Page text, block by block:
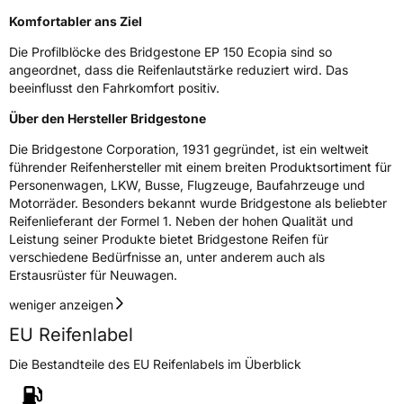
Allgemeine Produktsicherheit (GPSR)
HerstellerkontaktBRIDGESTONE EU NV/SA, Via del Fosso del
Salceto 13/15 00128 Rome Italien,
market.surveillance@bridgestone.eu
Komfortabler ans Ziel
Die Profilblöcke des Bridgestone EP 150 Ecopia sind so
angeordnet, dass die Reifenlautstärke reduziert wird. Das
beeinflusst den Fahrkomfort positiv.
Über den Hersteller Bridgestone
Die Bridgestone Corporation, 1931 gegründet, ist ein weltweit
führender Reifenhersteller mit einem breiten Produktsortiment für
Personenwagen, LKW, Busse, Flugzeuge, Baufahrzeuge und
Motorräder. Besonders bekannt wurde Bridgestone als beliebter
Reifenlieferant der Formel 1. Neben der hohen Qualität und
Leistung seiner Produkte bietet Bridgestone Reifen für
verschiedene Bedürfnisse an, unter anderem auch als
Erstausrüster für Neuwagen.
weniger anzeigen
EU Reifenlabel
Die Bestandteile des EU Reifenlabels im Überblick